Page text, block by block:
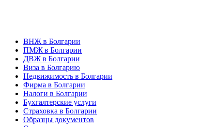
ВНЖ в Болгарии
ПМЖ в Болгарии
ДВЖ в Болгарии
Виза в Болгарию
Недвижимость в Болгарии
Фирма в Болгарии
Налоги в Болгарии
Бухгалтерские услуги
Страховка в Болгарии
Образцы документов